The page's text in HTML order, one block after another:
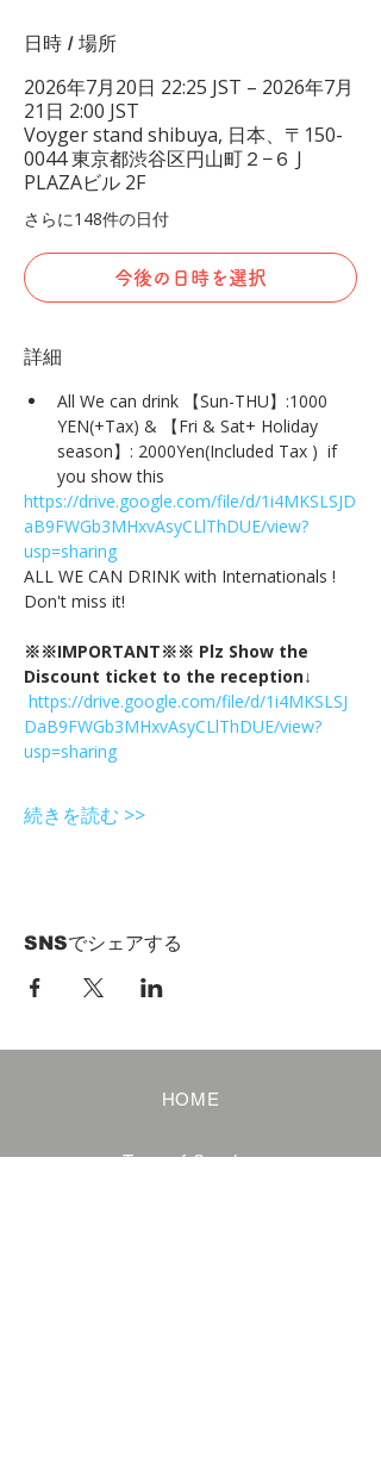
日時 / 場所
2026年7月20日 22:25 JST – 2026年7月
21日 2:00 JST
Voyger stand shibuya, 日本、〒150-
0044 東京都渋谷区円山町２−６ J
PLAZAビル 2F
さらに148件の日付
今後の日時を選択
詳細
All We can drink 【Sun-THU】:1000
YEN(+Tax) & 【Fri & Sat+ Holiday
season】: 2000Yen(Included Tax )  if
you show this
https://drive.google.com/file/d/1i4MKSLSJD
aB9FWGb3MHxvAsyCLlThDUE/view?
usp=sharing
ALL WE CAN DRINK with Internationals !
Don't miss it!
※※IMPORTANT※※ Plz Show the
Discount ticket to the reception↓
https://drive.google.com/file/d/1i4MKSLSJ
DaB9FWGb3MHxvAsyCLlThDUE/view?
usp=sharing
続きを読む >>
SNSでシェアする
HOME
Term of Service